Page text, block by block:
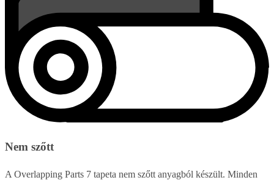
Nem szőtt
A Overlapping Parts 7 tapeta nem szőtt anyagból készült. Minden